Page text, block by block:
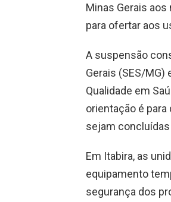
Minas Gerais
para ofertar aos
A suspensão
Gerais (SES/
Qualidade em
orientação é
sejam concluídas
Em Itabira, as
equipamento
segurança dos